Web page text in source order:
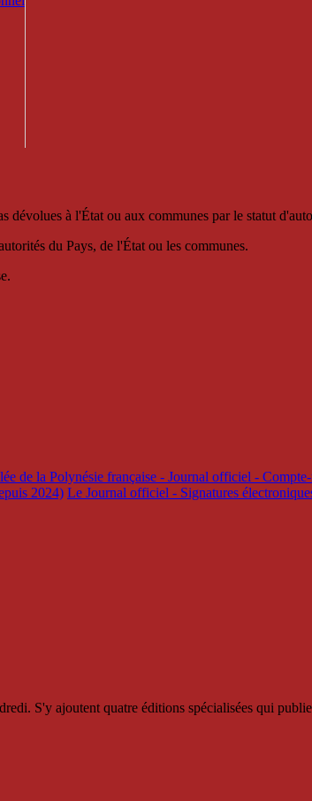
dévolues à l'État ou aux communes par le statut
du Pays, de l'État ou les communes.
de la Polynésie française - Journal officiel -
2024) Le Journal officiel - Signatures
S'y ajoutent quatre éditions spécialisées qui